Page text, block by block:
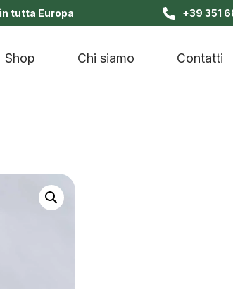
tutta Europa +39 351
Shop Chi siamo Contatti